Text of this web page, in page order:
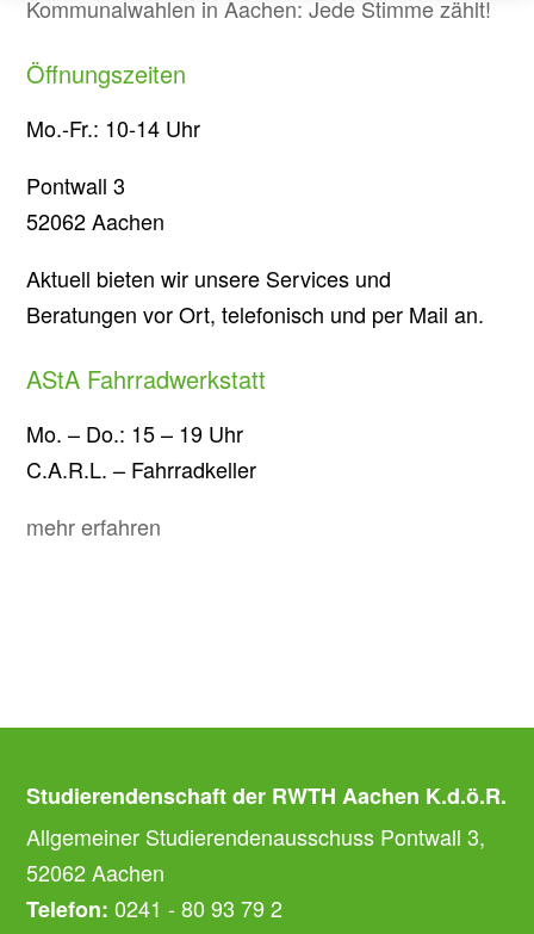
Kommunalwahlen in Aachen: Jede Stimme zählt!
Öffnungszeiten
Mo.-Fr.: 10-14 Uhr
Pontwall 3
52062 Aachen
Aktuell bieten wir unsere Services und
Beratungen vor Ort, telefonisch und per Mail an.
AStA Fahrradwerkstatt
Mo. – Do.: 15 – 19 Uhr
C.A.R.L. – Fahrradkeller
mehr erfahren
Studierendenschaft der RWTH Aachen K.d.ö.R.
Allgemeiner Studierendenausschuss Pontwall 3,
52062 Aachen
Telefon: 0241 - 80 93 79 2